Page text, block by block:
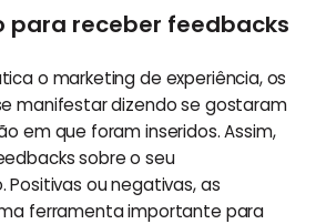
para receber feedbacks
o marketing de experiência, os
manifestar dizendo se gostaram
em que foram inseridos. Assim,
sobre o seu
ou negativas, as
ferramenta importante para